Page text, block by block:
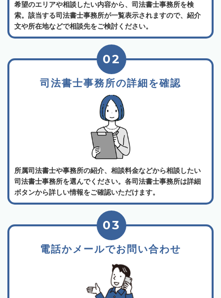
希望のエリアや相談したい内容から、司法書士事務所を検
索。該当する司法書士事務所が一覧表示されますので、紹介
文や所在地などで相談先をご検討ください。
司法書士事務所の詳細を確認
02
所属司法書士や事務所の紹介、相談料金などから相談したい
司法書士事務所を選んでください。各司法書士事務所は詳細
ボタンから詳しい情報をご確認いただけます。
電話かメールでお問い合わせ
03